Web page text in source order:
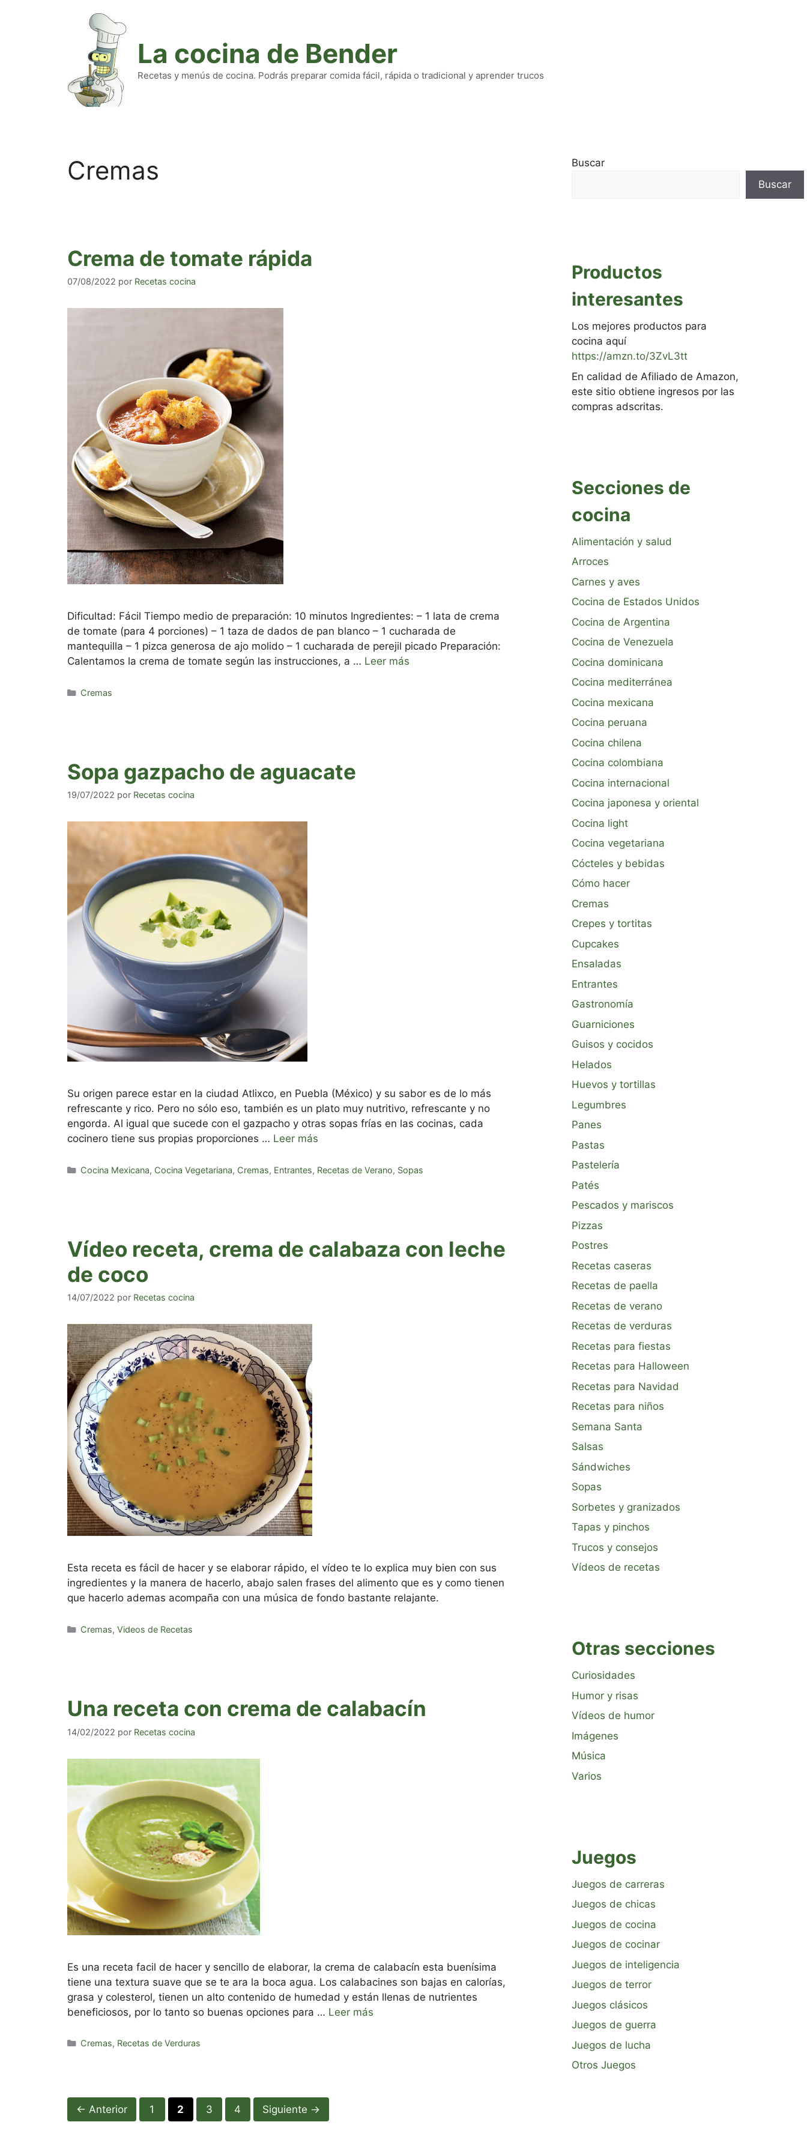
La cocina de Bender
Recetas y menús de cocina. Podrás preparar comida fácil, rápida o tradicional y aprender trucos
Cremas
Crema de tomate rápida
07/08/2022 por Recetas cocina
Dificultad: Fácil Tiempo medio de preparación: 10 minutos Ingredientes: – 1 lata de crema
de tomate (para 4 porciones) – 1 taza de dados de pan blanco – 1 cucharada de
mantequilla – 1 pizca generosa de ajo molido – 1 cucharada de perejil picado Preparación:
Calentamos la crema de tomate según las instrucciones, a … Leer más
Categorías
Cremas
Sopa gazpacho de aguacate
19/07/2022 por Recetas cocina
Su origen parece estar en la ciudad Atlixco, en Puebla (México) y su sabor es de lo más
refrescante y rico. Pero no sólo eso, también es un plato muy nutritivo, refrescante y no
engorda. Al igual que sucede con el gazpacho y otras sopas frías en las cocinas, cada
cocinero tiene sus propias proporciones … Leer más
Categorías
Cocina Mexicana, Cocina Vegetariana, Cremas, Entrantes, Recetas de Verano, Sopas
Vídeo receta, crema de calabaza con leche
de coco
14/07/2022 por Recetas cocina
Esta receta es fácil de hacer y se elaborar rápido, el vídeo te lo explica muy bien con sus
ingredientes y la manera de hacerlo, abajo salen frases del alimento que es y como tienen
que hacerlo ademas acompaña con una música de fondo bastante relajante.
Categorías
Cremas, Videos de Recetas
Una receta con crema de calabacín
14/02/2022 por Recetas cocina
Es una receta facil de hacer y sencillo de elaborar, la crema de calabacín esta buenísima
tiene una textura suave que se te ara la boca agua. Los calabacines son bajas en calorías,
grasa y colesterol, tienen un alto contenido de humedad y están llenas de nutrientes
beneficiosos, por lo tanto so buenas opciones para … Leer más
Categorías
Cremas, Recetas de Verduras
← Anterior Página
1 Página
2 Página
3 Página
4 Siguiente →
Buscar
Buscar
Productos
interesantes
Los mejores productos para
cocina aquí
https://amzn.to/3ZvL3tt
En calidad de Afiliado de Amazon,
este sitio obtiene ingresos por las
compras adscritas.
Secciones de
cocina
Alimentación y salud
Arroces
Carnes y aves
Cocina de Estados Unidos
Cocina de Argentina
Cocina de Venezuela
Cocina dominicana
Cocina mediterránea
Cocina mexicana
Cocina peruana
Cocina chilena
Cocina colombiana
Cocina internacional
Cocina japonesa y oriental
Cocina light
Cocina vegetariana
Cócteles y bebidas
Cómo hacer
Cremas
Crepes y tortitas
Cupcakes
Ensaladas
Entrantes
Gastronomía
Guarniciones
Guisos y cocidos
Helados
Huevos y tortillas
Legumbres
Panes
Pastas
Pastelería
Patés
Pescados y mariscos
Pizzas
Postres
Recetas caseras
Recetas de paella
Recetas de verano
Recetas de verduras
Recetas para fiestas
Recetas para Halloween
Recetas para Navidad
Recetas para niños
Semana Santa
Salsas
Sándwiches
Sopas
Sorbetes y granizados
Tapas y pinchos
Trucos y consejos
Vídeos de recetas
Otras secciones
Curiosidades
Humor y risas
Vídeos de humor
Imágenes
Música
Varios
Juegos
Juegos de carreras
Juegos de chicas
Juegos de cocina
Juegos de cocinar
Juegos de inteligencia
Juegos de terror
Juegos clásicos
Juegos de guerra
Juegos de lucha
Otros Juegos